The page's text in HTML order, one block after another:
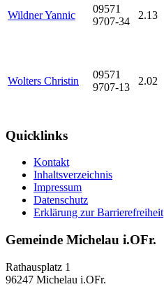
Wildner Yannic
09571
9707-34
2.13
Wolters Christin
09571
9707-13
2.02
Quicklinks
Kontakt
Inhaltsverzeichnis
Impressum
Datenschutz
Erklärung zur Barrierefreiheit
Gemeinde Michelau i.OFr.
Rathausplatz 1
96247 Michelau i.OFr.